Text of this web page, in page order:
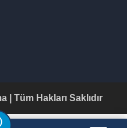
| Tüm Hakları Saklıdır